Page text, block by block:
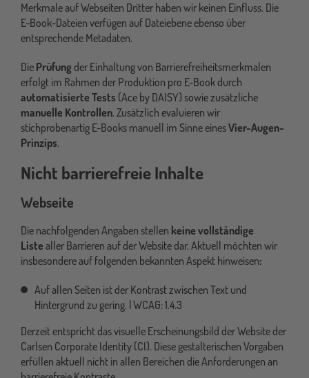
Merkmale auf Webseiten Dritter haben wir keinen Einfluss. Die
E-Book-Dateien verfügen auf Dateiebene ebenso über
entsprechende Metadaten.
Die Prüfung der Einhaltung von Barrierefreiheitsmerkmalen
erfolgt im Rahmen der Produktion pro E-Book durch
automatisierte Tests (Ace by DAISY) sowie zusätzliche
manuelle Kontrollen. Zusätzlich evaluieren wir
stichprobenartig E-Books manuell im Sinne einesVier-Augen-
Prinzips.
Nicht barrierefreie Inhalte
Webseite
Die nachfolgenden Angaben stellen keine vollständige
Liste aller Barrieren auf der Website dar. Aktuell möchten wir
insbesondere auf folgenden bekannten Aspekt hinweisen:
Auf allen Seiten ist der Kontrast zwischen Text und
Hintergrund zu gering. | WCAG: 1.4.3
Derzeit entspricht das visuelle Erscheinungsbild der Website der
Carlsen Corporate Identity (CI). Diese gestalterischen Vorgaben
erfüllen aktuell nicht in allen Bereichen die Anforderungen an